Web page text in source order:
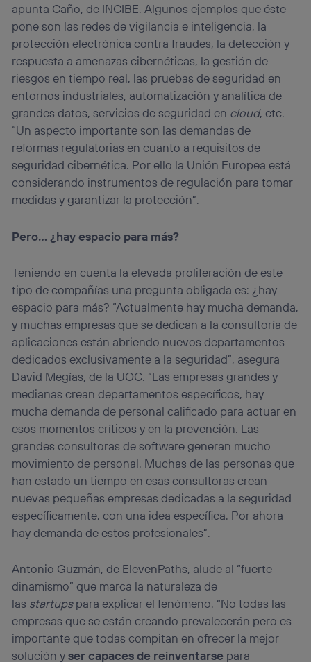
apunta Caño, de INCIBE. Algunos ejemplos que éste
pone son las redes de vigilancia e inteligencia, la
protección electrónica contra fraudes, la detección y
respuesta a amenazas cibernéticas, la gestión de
riesgos en tiempo real, las pruebas de seguridad en
entornos industriales, automatización y analítica de
grandes datos, servicios de seguridad en cloud, etc.
“Un aspecto importante son las demandas de
reformas regulatorias en cuanto a requisitos de
seguridad cibernética. Por ello la Unión Europea está
considerando instrumentos de regulación para tomar
medidas y garantizar la protección”.
Pero… ¿hay espacio para más?
Teniendo en cuenta la elevada proliferación de este
tipo de compañías una pregunta obligada es: ¿hay
espacio para más? “Actualmente hay mucha demanda,
y muchas empresas que se dedican a la consultoría de
aplicaciones están abriendo nuevos departamentos
dedicados exclusivamente a la seguridad”, asegura
David Megías, de la UOC. “Las empresas grandes y
medianas crean departamentos específicos, hay
mucha demanda de personal calificado para actuar en
esos momentos críticos y en la prevención. Las
grandes consultoras de software generan mucho
movimiento de personal. Muchas de las personas que
han estado un tiempo en esas consultoras crean
nuevas pequeñas empresas dedicadas a la seguridad
específicamente, con una idea específica. Por ahora
hay demanda de estos profesionales”.
Antonio Guzmán, de ElevenPaths, alude al “fuerte
dinamismo” que marca la naturaleza de
las startupspara explicar el fenómeno. “No todas las
empresas que se están creando prevalecerán pero es
importante que todas compitan en ofrecer la mejor
solución yser capaces de reinventarse para